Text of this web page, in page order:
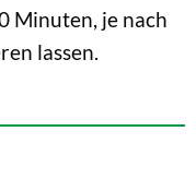
Minuten, je nach
lassen.